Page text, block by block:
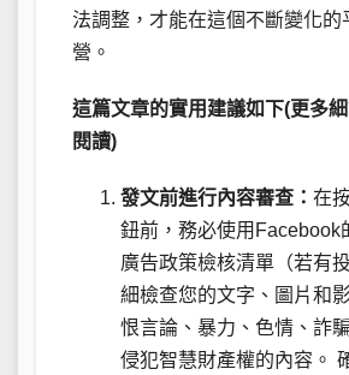
法調整，才能在這個不斷變化的
營。
這篇文章的實用建議如下(更多
閱讀)
發文前進行內容審查： 在
鈕前，務必使用Facebook
廣告政策檢核清單（若有
細檢查您的文字、圖片和
恨言論、暴力、色情、詐
侵犯智慧財產權的內容。